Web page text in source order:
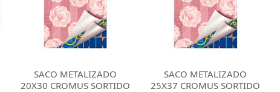
SACO METALIZADO
25X37 CROMUS SORTIDO
SACO METALIZADO
30X45 CROMUS SORTIDO